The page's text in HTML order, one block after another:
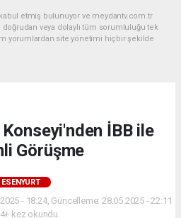
etmiş bulunuyor ve meydantv.com.tr
doğrudan veya dolaylı tüm sorumluluğu tek
yorumlardan site yönetimi hiçbir şekilde
İBB ile
Görüşme
ESENYURT
- 18:24, Güncelleme: 28.05.2025 - 22:11
kez okundu.